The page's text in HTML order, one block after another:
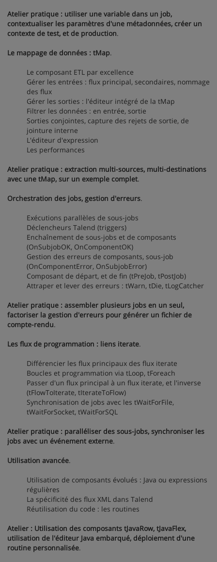
Atelier pratique : utiliser une variable dans un job,
contextualiser les paramètres d'une métadonnées, créer un
contexte de test, et de production.
Le mappage de données : tMap.
Le composant ETL par excellence
Gérer les entrées : flux principal, secondaires, nommage
des flux
Gérer les sorties : l'éditeur intégré de la tMap
Filtrer les données : en entrée, sortie
Sorties conjointes, capture des rejets de sortie, de
jointure interne
L'éditeur d'expression
Les performances
Atelier pratique : extraction multi-sources, multi-destinations
avec une tMap, sur un exemple complet.
Orchestration des jobs, gestion d'erreurs.
Exécutions parallèles de sous-jobs
Déclencheurs Talend (triggers)
Enchaînement de sous-jobs et de composants
(OnSubjobOK, OnComponentOK)
Gestion des erreurs de composants, sous-job
(OnComponentError, OnSubjobError)
Composant de départ, et de fin (tPreJob, tPostJob)
Attraper et lever des erreurs : tWarn, tDie, tLogCatcher
Atelier pratique : assembler plusieurs jobs en un seul,
factoriser la gestion d'erreurs pour générer un fichier de
compte-rendu.
Les flux de programmation : liens iterate.
Différencier les flux principaux des flux iterate
Boucles et programmation via tLoop, tForeach
Passer d'un flux principal à un flux iterate, et l'inverse
(tFlowToIterate, tIterateToFlow)
Synchronisation de jobs avec les tWaitForFile,
tWaitForSocket, tWaitForSQL
Atelier pratique : paralléliser des sous-jobs, synchroniser les
jobs avec un événement externe.
Utilisation avancée.
Utilisation de composants évolués : Java ou expressions
régulières
La spécificité des flux XML dans Talend
Réutilisation du code : les routines
Atelier : Utilisation des composants tJavaRow, tJavaFlex,
utilisation de l'éditeur Java embarqué, déploiement d'une
routine personnalisée.